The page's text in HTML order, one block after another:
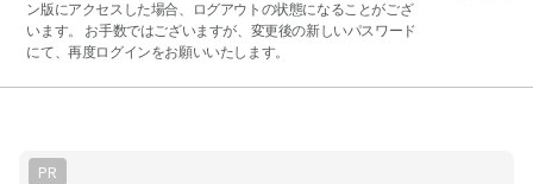
ン版にアクセスした場合、ログアウトの状態になることがござ
います。 お手数ではございますが、変更後の新しいパスワード
にて、再度ログインをお願いいたします。
PR